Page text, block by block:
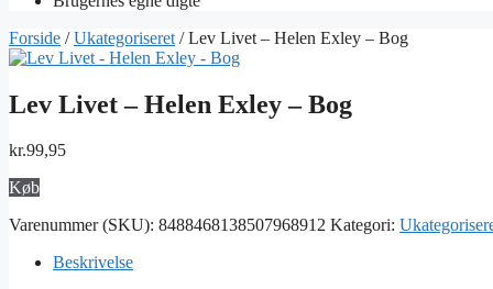
Forside /Ukategoriseret / Lev Livet – Helen Exley – Bog
Lev Livet – Helen Exley – Bog
kr.99,95
Køb
Varenummer (SKU): 8488468138507968912 Kategori:
Beskrivelse